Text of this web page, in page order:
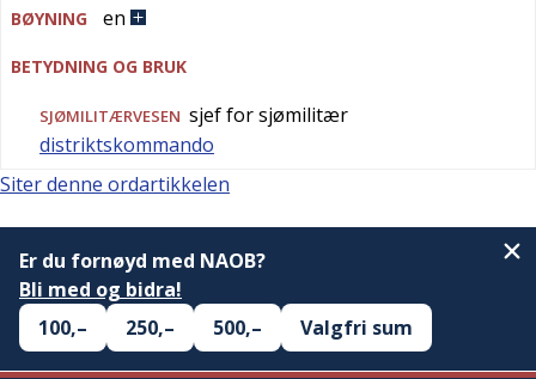
BØYNING en
BETYDNING OG BRUK
SJØMILITÆRVESEN sjef for sjømilitær
distriktskommando
Siter denne ordartikkelen
Er du fornøyd med NAOB?
Bli med og bidra!
100,–
250,– 500,– Valgfri sum